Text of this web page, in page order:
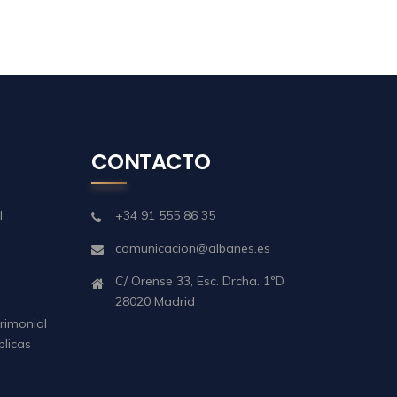
CONTACTO
+34 91 555 86 35
comunicacion@albanes.es
C/ Orense 33, Esc. Drcha. 1ºD
28020 Madrid